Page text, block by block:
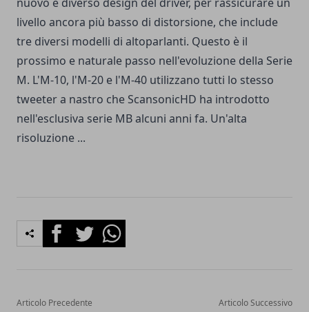
livello ancora più basso di distorsione, che include
tre diversi modelli di altoparlanti. Questo è il
prossimo e naturale passo nell'evoluzione della Serie
M. L'M-10, l'M-20 e l'M-40 utilizzano tutti lo stesso
tweeter a nastro che ScansonicHD ha introdotto
nell'esclusiva serie MB alcuni anni fa. Un'alta
risoluzione ...
FacebookTwitterWhatsapp
Articolo Precedente Articolo Successivo